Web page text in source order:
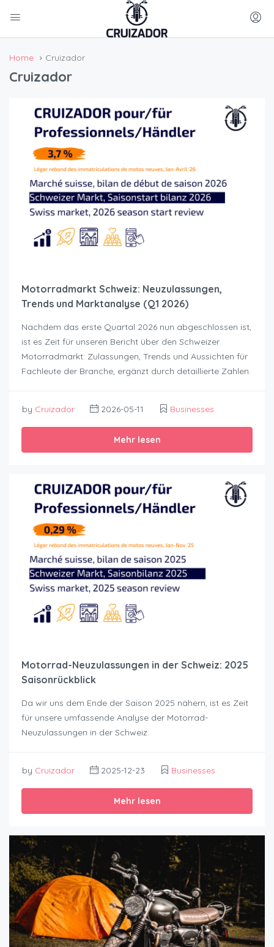
Home Cruizador
Cruizador
Motorradmarkt Schweiz: Neuzulassungen,
Trends und Marktanalyse (Q1 2026)
Nachdem das erste Quartal 2026 nun abgeschlossen ist,
ist es Zeit für unseren Bericht über den Schweizer
Motorradmarkt: Zulassungen, Trends und Aussichten für
Fachleute der Branche, ergänzt durch detaillierte Zahlen.
by Cruizador 2026-05-11 Businesses
Mehr lesen
Motorrad-Neuzulassungen in der Schweiz: 2025
Saisonrückblick
Da wir uns dem Ende der Saison 2025 nähern, ist es Zeit
für unsere umfassende Analyse der Motorrad-
Neuzulassungen in der Schweiz.
by Cruizador 2025-12-23 Businesses
Mehr lesen